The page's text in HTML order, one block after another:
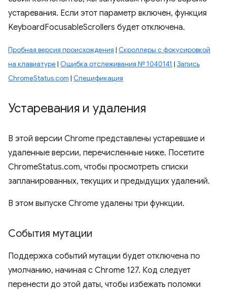
устаревания. Если этот параметр включен, функция
KeyboardFocusableScrollers будет отключена.
Пробная версия происхождения | Скроллеры с фокусировкой
на клавиатуре| Ошибка отслеживания № 1040141 | Запись
ChromeStatus.com | Спецификация
Устаревания и удаления
В этой версии Chrome представлены устаревшие и
удаленные версии, перечисленные ниже. Посетите
ChromeStatus.com, чтобы просмотреть списки
запланированных, текущих и предыдущих удалений.
В этом выпуске Chrome удалены три функции.
События мутации
Поддержка событий мутации будет отключена по
умолчанию, начиная с Chrome 127. Код следует
перенести до этой даты, чтобы избежать поломки